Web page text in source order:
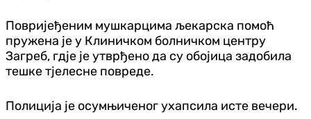
Повријеђеним мушкарцима љекарска помоћ
пружена је у Клиничком болничком центру
Загреб, гдје је утврђено да су обојица задобила
тешке тјелесне повреде.
Полиција је осумњиченог ухапсила исте вечери.